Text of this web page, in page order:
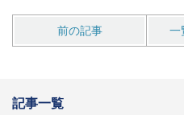
前の記事 一
記事一覧